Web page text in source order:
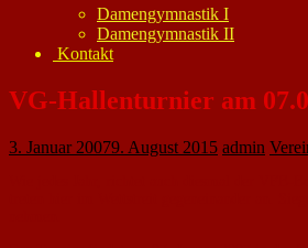
Damengymnastik I
Damengymnastik II
Kontakt
VG-Hallenturnier am
3. Januar 20079. August 2015 admin